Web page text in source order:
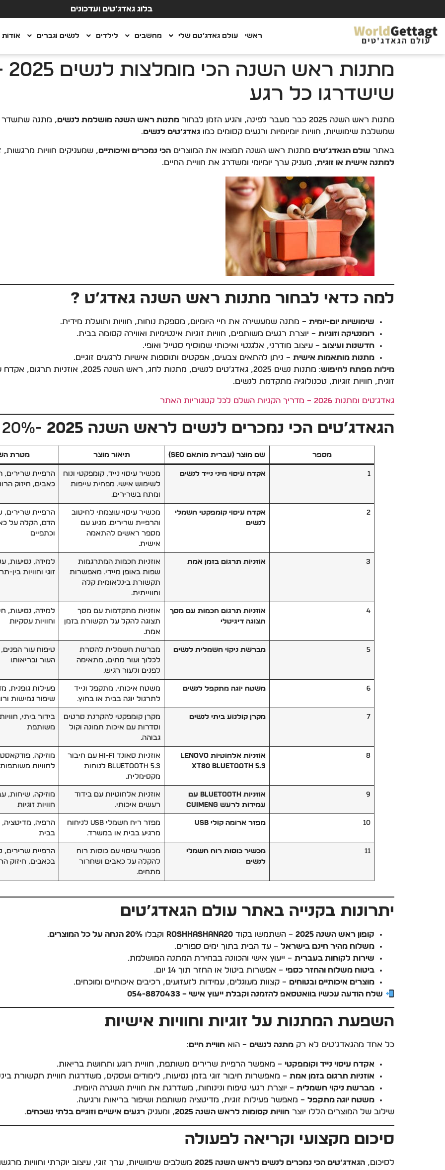
בלוג גאדג’טים ועדכונים
ראשי עולם גאדג’טם שלי מחשבים לילדים לנשים וגברים אודות
שישדרגו כל רגע
מתנות ראש השנה 2025 כבר מעבר לפינה, והגיע הזמן לבחור מתנות ראש השנה מושלמת לנשים, מתנה שתשדר
שמשלבת שימושיות, חוויות יומיומיות ורגעים קסומים כמו גאדג’טים לנשים.
באתר עולם הגאדג’טים מתנות ראש השנה תמצאו את המוצרים הכי נמכרים ואיכותיים, שמעניקים חוויות מרגשות,
למתנה אישית או זוגית, מעניק ערך יומיומי ומשדרג את חוויית החיים.
למה כדאי לבחור מתנות ראש השנה גאדג’ט ?
שימושיות יום-יומית – מתנה שמעשירה את חיי היומיום, מספקת נוחות, חוויות ותועלת מידית.
רומנטיקה וזוגיות – יוצרת רגעים משותפים, חוויות זוגיות אינטימיות ואווירה קסומה בבית.
חדשנות ועיצוב – עיצוב מודרני, אלגנטי ואיכותי שמוסיף סטייל ואופי.
מתנות מותאמות אישית – ניתן להתאים צבעים, אפקטים ותוספות אישיות לרגעים זוגיים.
מילות מפתח לחיפוש
: מתנות נשים 2025, גאדג’טים לנשים,
זוגית, חוויות זוגיות, טכנולוגיה מתקדמת לנשים.
גאדג’טים ומתנות 2026 – מדריך הקניות השלם לכל קטגוריות האתר
הגאדג’טים הכי נמכרים לנשים לראש השנה 2025 -20% הנחה קוד קופון 2024
מספר שם מוצר (עברית מותאם SEO) תיאור מוצר מטרת
1 אקדח עיסוי מיני נייד לנשים
מכשיר עיסוי נייד, קומפקטי ונוח
לשימוש אישי. מפחית עייפות
ומתח בשרירים.
הרפיית שרירים,
כאבים, חיזוק
2
אקדח עיסוי קומפקטי חשמלי
לנשים
מכשיר עיסוי עוצמתי לחיטוב
והרפיית שרירים. מגיע עם
מספר ראשים להתאמה
אישית.
הרפיית שרירים,
הדם, הקלה על
וכתפיים
3 אוזניות תרגום בזמן אמת
אוזניות חכמות המתרגמות
שפות באופן מיידי. מאפשרות
תקשורת בינלאומית קלה
וחווייתית.
למידה, נסיעות,
זוגי וחוויות בין-
4
אוזניות תרגום חכמות עם מסך
תצוגה דיגיטלי
אוזניות מתקדמות עם מסך
תצוגה להקל על תקשורת בזמן
אמת.
למידה, נסיעות,
וחוויות עסקיות
5 מברשת ניקוי חשמלית לנשים
מברשת חשמלית להסרת
לכלוך ועור מתים, מתאימה
לפנים ולעור רגיש.
טיפוח עור
העור ובריאותו
6 משטח יוגה מתקפל לנשים
משטח איכותי, מתקפל ונייד
לתרגול יוגה בבית או בחוץ.
פעילות גופנית,
שיפור גמישות
7 מקרן קולנוע ביתי לנשים
מקרן קומפקטי להקרנת סרטים
וסדרות עם איכות תמונה וקול
גבוהה.
בידור ביתי,
משותפת
8
אוזניות אלחוטיות Lenovo
XT80 Bluetooth 5.3
אוזניות סאונד Hi-Fi עם חיבור
Bluetooth 5.3 לנוחות
מקסימלית.
מוזיקה,
לחוויות משותפות
9
אוזניות Bluetooth עם
עמידות לרעש Cuimeng
אוזניות אלחוטיות עם בידוד
רעשים איכותי.
מוזיקה, שיחות,
חוויות זוגיות
10 מפזר ארומה קולי USB
מפזר ריח חשמלי USB לניחוח
מרגיע בבית או במשרד.
הרפיה, מדיטציה,
בבית
11
מכשיר כוסות רוח חשמלי
לנשים
מכשיר עיסוי עם כוסות רוח
להקלה על כאבים ושחרור
מתחים.
הרפיית שרירים,
בכאבים, חיזוק
יתרונות בקנייה באתר עולם הגאדג’טים
קופון ראש השנה 2025 – השתמשו בקוד RoshHashana20 וקבלו 20% הנחה על כל המוצרים
.
משלוח מהיר חינם בישראל – עד הבית בתוך ימים ספורים.
שירות לקוחות בעברית – ייעוץ אישי והכוונה בבחירת המתנה המושלמת.
ביטוח משלוח והחזר כספי – אפשרות ביטול או החזר תוך 14 יום.
מוצרים איכותיים ובטוחים – קצוות מעוגלים, עמידות לזעזועים, רכיבים איכותיים ומוכחים.
שלח הודעה עכשיו בוואטסאפ להזמנה וקבלת ייעוץ אישי – 054-8870433
השפעת המתנות על זוגיות וחוויות אישיות
כל אחד מהגאדג’טים לא רק מתנה לנשים – הוא חוויית חיים:
אקדח עיסוי נייד וקומפקטי – מאפשר הרפיית שרירים משותפת, חוויית רוגע ותחושת בריאות.
אוזניות תרגום בזמן אמת – מאפשרות חיבור זוגי בזמן נסיעות, לימודים ועסקים, משדרגות חוויית תקשורת
מברשת ניקוי חשמלית – יוצרת רגעי טיפוח ונינוחות, משדרגת את חוויית השגרה היומית.
משטח יוגה מתקפל – מאפשר פעילות זוגית, מדיטציה משותפת ושיפור בריאות ורגיעה.
שילוב של המוצרים הללו יוצר חוויות קסומות לראש השנה 2025 , ומעניק רגעים אישיים וזוגיים בלתי נשכחים.
סיכום מקצועי וקריאה לפעולה
לסיכום, הגאדג’טים הכי נמכרים לנשים לראש השנה 2025 משלבים שימושיות, ערך זוגי, עיצוב יוקרתי וחוויות